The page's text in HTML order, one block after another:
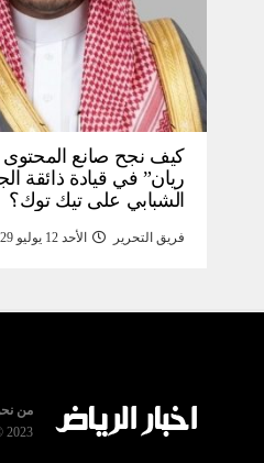
كيف نجح صانع
ريان” في قيادة ذائقة
الشبابي على تيك توك؟
فريق التحرير الأحد 12 يوليو 3:29 م
من
2023 © اخبار الرياض. جميع حقوق النشر محفوظة.